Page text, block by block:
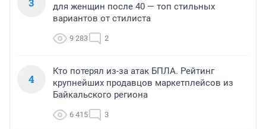
для женщин после 40 — топ стильных
вариантов от стилиста
9 283 2
4
Кто потерял из-за атак БПЛА. Рейтинг
крупнейших продавцов маркетплейсов из
Байкальского региона
6 415 3